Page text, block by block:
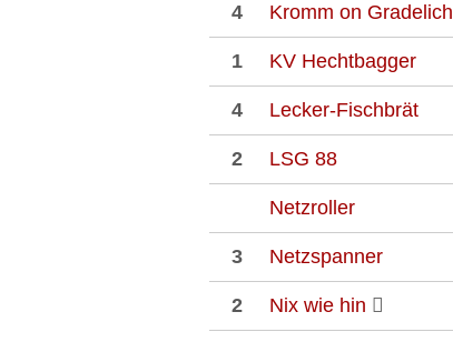
4 Kromm on Gradelich
1 KV Hechtbagger
4 Lecker-Fischbrät
2 LSG 88
Netzroller
3 Netzspanner
2 Nix wie hin